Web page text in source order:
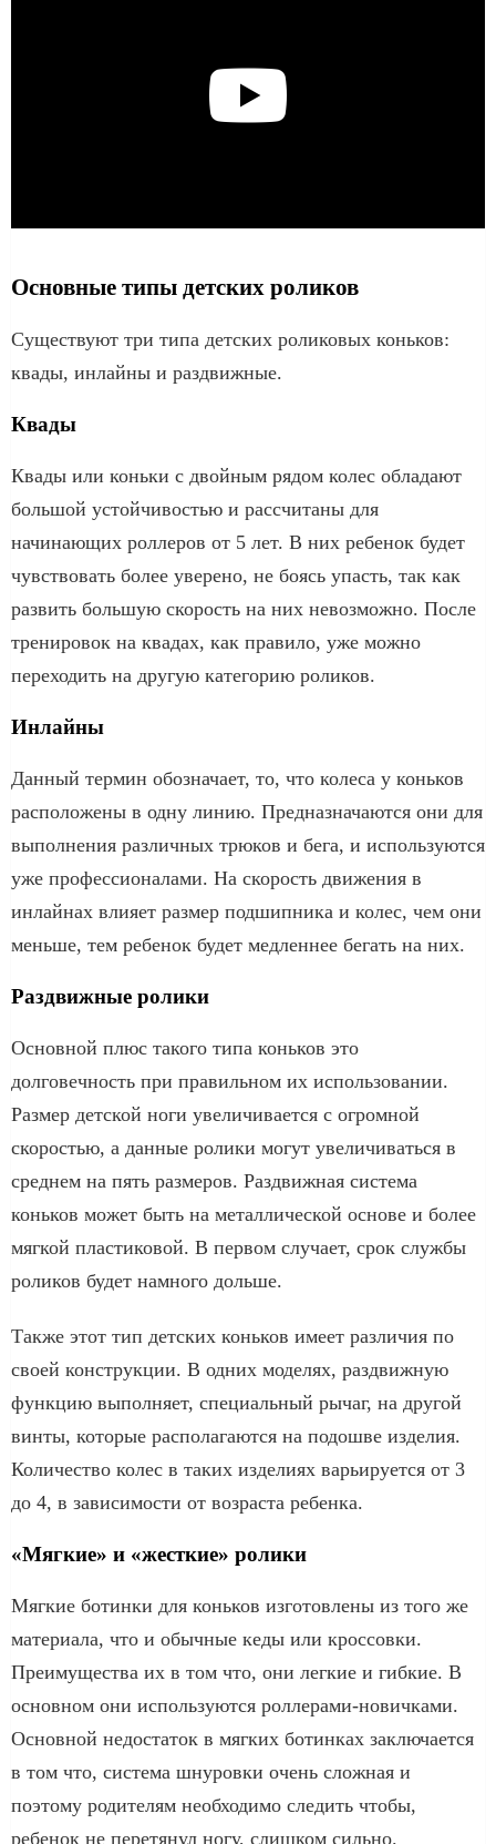
Основные типы детских роликов
Существуют три типа детских роликовых коньков:
квады, инлайны и раздвижные.
Квады
Квады или коньки с двойным рядом колес обладают
большой устойчивостью и рассчитаны для
начинающих роллеров от 5 лет. В них ребенок будет
чувствовать более уверено, не боясь упасть, так как
развить большую скорость на них невозможно. После
тренировок на квадах, как правило, уже можно
переходить на другую категорию роликов.
Инлайны
Данный термин обозначает, то, что колеса у коньков
расположены в одну линию. Предназначаются они для
выполнения различных трюков и бега, и используются
уже профессионалами. На скорость движения в
инлайнах влияет размер подшипника и колес, чем они
меньше, тем ребенок будет медленнее бегать на них.
Раздвижные ролики
Основной плюс такого типа коньков это
долговечность при правильном их использовании.
Размер детской ноги увеличивается с огромной
скоростью, а данные ролики могут увеличиваться в
среднем на пять размеров. Раздвижная система
коньков может быть на металлической основе и более
мягкой пластиковой. В первом случает, срок службы
роликов будет намного дольше.
Также этот тип детских коньков имеет различия по
своей конструкции. В одних моделях, раздвижную
функцию выполняет, специальный рычаг, на другой
винты, которые располагаются на подошве изделия.
Количество колес в таких изделиях варьируется от 3
до 4, в зависимости от возраста ребенка.
«Мягкие» и «жесткие» ролики
Мягкие ботинки для коньков изготовлены из того же
материала, что и обычные кеды или кроссовки.
Преимущества их в том что, они легкие и гибкие. В
основном они используются роллерами-новичками.
Основной недостаток в мягких ботинках заключается
в том что, система шнуровки очень сложная и
поэтому родителям необходимо следить чтобы,
ребенок не перетянул ногу, слишком сильно.